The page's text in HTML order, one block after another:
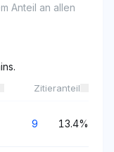
Anteil an allen
Zitieranteil
9 13.4%